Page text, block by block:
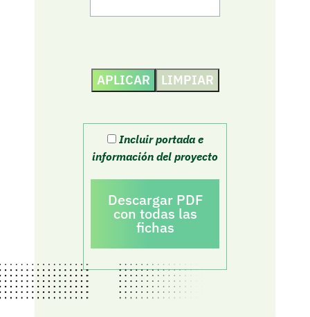
APLICAR LIMPIAR
Incluir portada e
información del proyecto
Descargar PDF
con todas las
fichas